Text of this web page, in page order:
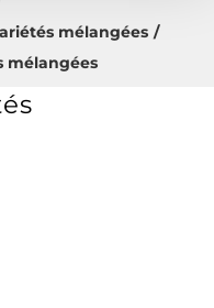
mélangées
mélangées